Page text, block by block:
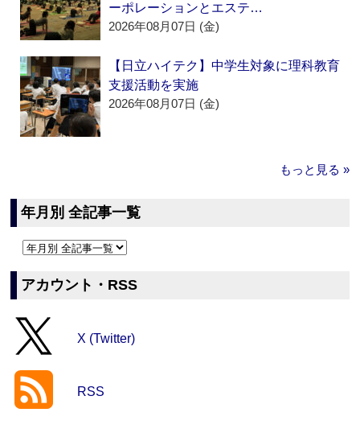
ーポレーションとエステ…
2026年08月07日 (金)
【日立ハイテク】中学生対象に理科教育
支援活動を実施
2026年08月07日 (金)
もっと見る »
年月別 全記事一覧
アカウント・RSS
X (Twitter)
RSS